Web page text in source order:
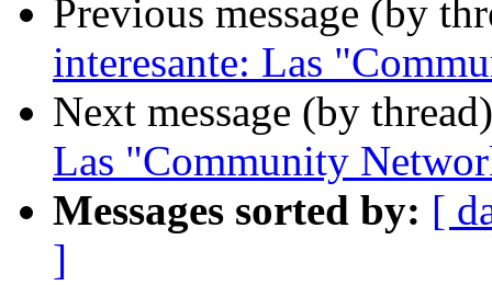
Previous message (by
interesante: Las
Next message (by
Las "Community
Messages sorted by: [
]